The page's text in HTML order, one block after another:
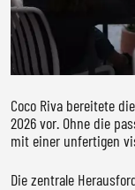
Coco Riva bereitete
2026 vor. Ohne die
mit einer unfertigen
Die zentrale